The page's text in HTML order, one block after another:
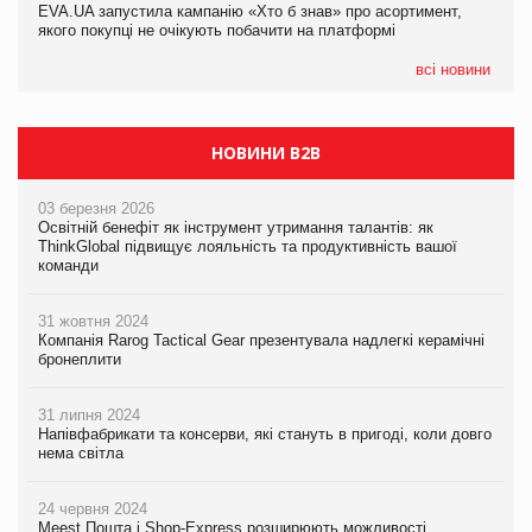
EVA.UA запустила кампанію «Хто б знав» про асортимент,
якого покупці не очікують побачити на платформі
всі новини
05.08.2026
Мережа супермаркетів VARUS купує мережу магазинів
НОВИНИ B2B
03 березня 2026
Освітній бенефіт як інструмент утримання талантів: як
ThinkGlobal підвищує лояльність та продуктивність вашої
команди
31 жовтня 2024
Компанія Rarog Tactical Gear презентувала надлегкі керамічні
бронеплити
31 липня 2024
Напівфабрикати та консерви, які стануть в пригоді, коли довго
нема світла
24 червня 2024
Meest Пошта і Shop-Express розширюють можливості